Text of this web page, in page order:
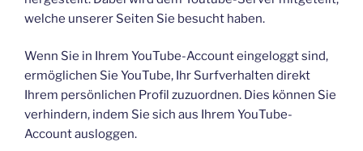
welche unserer Seiten Sie besucht haben.
Wenn Sie in Ihrem YouTube-Account eingeloggt sind,
ermöglichen Sie YouTube, Ihr Surfverhalten direkt
Ihrem persönlichen Profil zuzuordnen. Dies können Sie
verhindern, indem Sie sich aus Ihrem YouTube-
Account ausloggen.